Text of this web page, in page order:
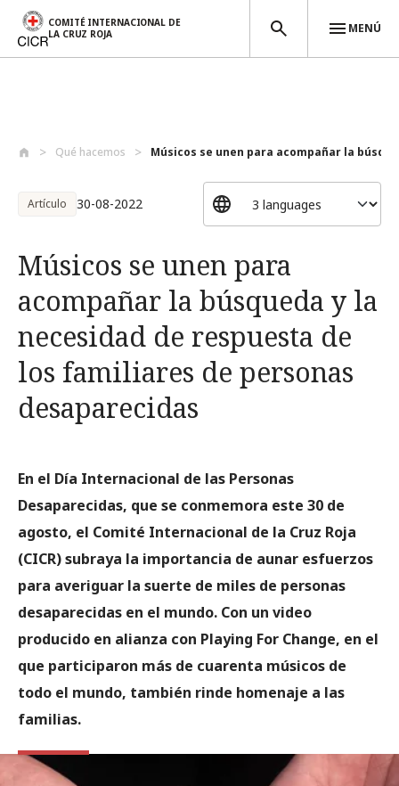
COMITÉ INTERNACIONAL DE
LA CRUZ ROJA
MENÚ
Qué hacemos Músicos se unen para acompañar la
Artículo 30-08-2022
Músicos se unen para
acompañar la búsqueda y la
necesidad de respuesta de
los familiares de personas
desaparecidas
En el Día Internacional de las Personas
Desaparecidas, que se conmemora este 30 de
agosto, el Comité Internacional de la Cruz Roja
(CICR) subraya la importancia de aunar esfuerzos
para averiguar la suerte de miles de personas
desaparecidas en el mundo. Con un video
producido en alianza con Playing For Change, en el
que participaron más de cuarenta músicos de
todo el mundo, también rinde homenaje a las
familias.